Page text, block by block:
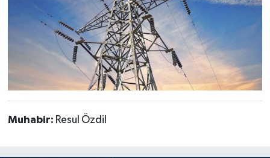
Muhabir: Resul Özdil